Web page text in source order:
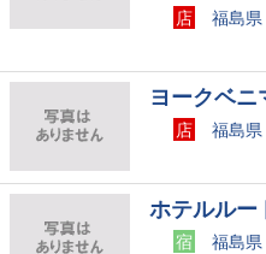
店 福島県
ヨークベ
店 福島県
ホテルルー
宿 福島県